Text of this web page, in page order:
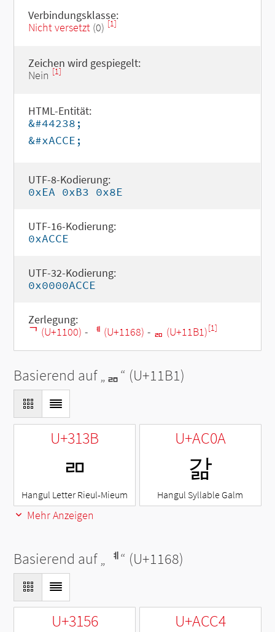
Verbindungsklasse:
Nicht versetzt(0) [1]
Zeichen wird gespiegelt:
Nein [1]
HTML-Entität:
&#44238;
&#xACCE;
UTF-8-Kodierung:
0xEA 0xB3 0x8E
UTF-16-Kodierung:
0xACCE
UTF-32-Kodierung:
0x0000ACCE
Zerlegung:
ᄀ (U+1100) - ᅨ (U+1168) - ᆱ (U+11B1)[1]
Basierend auf „ᆱ“ (U+11B1)
U+313B
ㄻ
Hangul Letter Rieul-Mieum
U+AC0A
갊
Hangul Syllable Galm
Mehr Anzeigen
Basierend auf „ ᅨ“ (U+1168)
U+3156 U+ACC4